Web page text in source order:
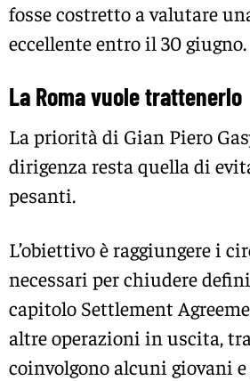
fosse costretto a valutare
eccellente entro il 30 giugno.
La Roma vuole trattenerlo
La priorità di Gian Piero
dirigenza resta quella di
pesanti.
L’obiettivo è raggiungere i
necessari per chiudere
capitolo Settlement
altre operazioni in uscita,
coinvolgono alcuni giovani